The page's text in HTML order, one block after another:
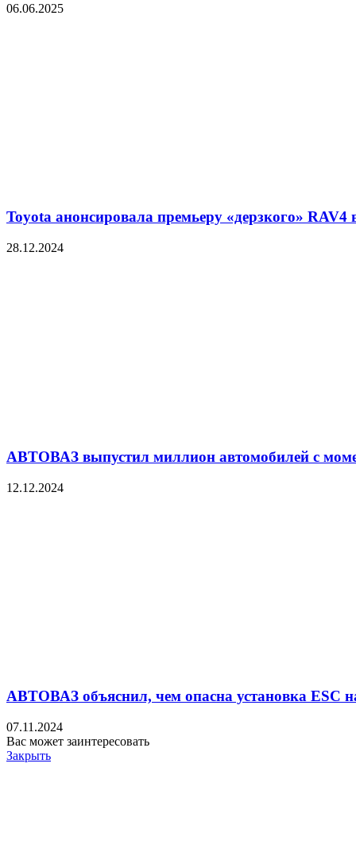
06.06.2025
Toyota анонсировала премьеру «дерзкого» RAV4
28.12.2024
АВТОВАЗ выпустил миллион автомобилей с
12.12.2024
АВТОВАЗ объяснил, чем опасна установка ESC
07.11.2024
Вас может заинтересовать
Закрыть